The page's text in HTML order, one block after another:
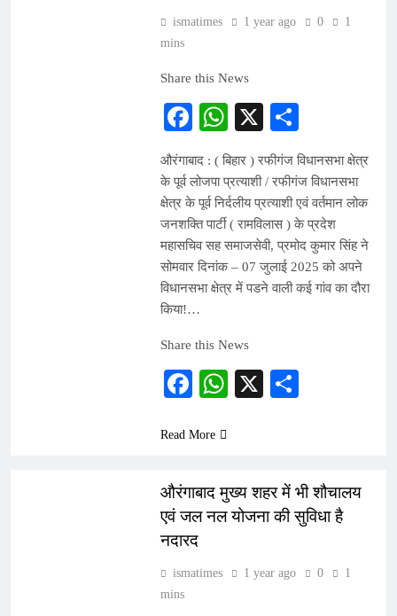
ismatimes 1 year ago 0
1
mins
Share this News
Facebook
WhatsApp
X
औरंगाबाद : ( बिहार ) रफीगंज विधानसभा क्षेत्र
के पूर्व लोजपा प्रत्याशी / रफीगंज विधानसभा
क्षेत्र के पूर्व निर्दलीय प्रत्याशी एवं वर्तमान लोक
जनशक्ति पार्टी ( रामविलास ) के प्रदेश
महासचिव सह समाजसेवी, प्रमोद कुमार सिंह ने
सोमवार दिनांक – 07 जुलाई 2025 को अपने
विधानसभा क्षेत्र में पडने वाली कई गांव का दौरा
किया!…
Share this News
Facebook
WhatsApp
X
Read More
औरंगाबाद मुख्य शहर में भी शौचालय
एवं जल नल योजना की सुविधा है
नदारद
ismatimes 1 year ago 0
1
mins